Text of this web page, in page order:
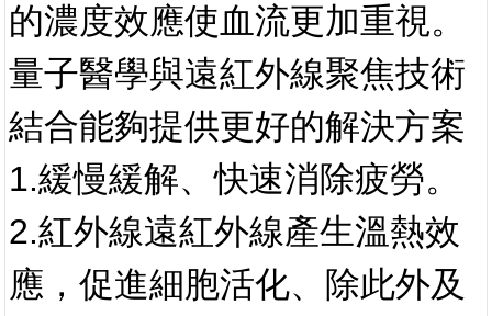
的濃度效應使血流更加重視。
量子醫學與遠紅外線聚焦技術
結合能夠提供更好的解決方案
1.緩慢緩解、快速消除疲勞。
2.紅外線遠紅外線產生溫熱效
應，促進細胞活化、除此外及